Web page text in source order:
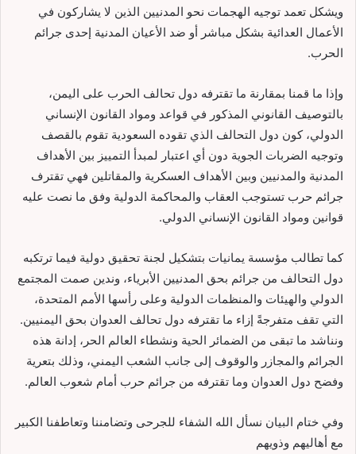
ويشكل تعمد توجيه الهجمات نحو المدنيين الذين لا يشاركون في
الأعمال العدائية بشكل مباشر أو ضد الأعيان المدنية إحدى جرائم
الحرب.
وإذا ما قمنا بمقارنة ما تقترفه دول تحالف الحرب على اليمن،
بالتوصيف القانوني المذكور في قواعد ومواد القانون الإنساني
الدولي، كون دول التحالف الذي تقوده السعودية تقوم بالقصف
وتوجيه الضربات الجوية دون أي اعتبار لمبدأ التمييز بين الأهداف
المدنية والمدنيين وبين الأهداف العسكرية والمقاتلين فهي تقترف
جرائم حرب تستوجب العقاب والمحاكمة الدولية وفق ما نصت عليه
قوانين ومواد القانون الإنساني الدولي.
كما تطالب مؤسسة يمانيات بتشكيل لجنة تحقيق دولية فيما ترتكبه
دول التحالف من جرائم بحق المدنيين الأبرياء، وندين صمت المجتمع
الدولي والهيئات والمنظمات الدولية وعلى رأسها الأمم المتحدة،
التي تقف متفرجةً إزاء ما تقترفه دول تحالف العدوان بحق اليمنيين.
ونناشد ما تبقى من الضمائر الحية ونشطاء العالم الحر، إدانة هذه
الجرائم والمجازر والوقوف إلى جانب الشعب اليمني، وذلك بتعرية
وفضح دول العدوان وما تقترفه من جرائم حرب أمام شعوب العالم.
وفي ختام البيان نسأل الله الشفاء للجرحى وتضامننا وتعاطفنا الكبير
مع أهاليهم وذويهم